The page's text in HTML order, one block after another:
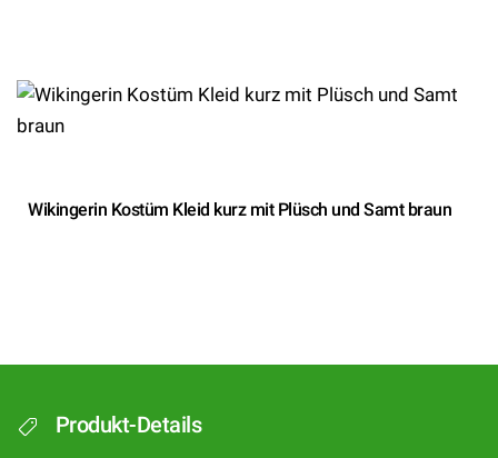
Wikingerin Kostüm Kleid kurz mit Plüsch und Samt braun
Produkt-Details